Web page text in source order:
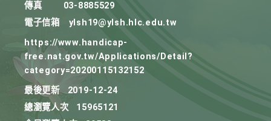
傳真
03-8885529
電子信箱
ylsh19@ylsh.hlc.edu.tw
https://www.handicap-
free.nat.gov.tw/Applications/Detail?
category=20200115132152
最後更新
2019-12-24
總瀏覽人次
15965121